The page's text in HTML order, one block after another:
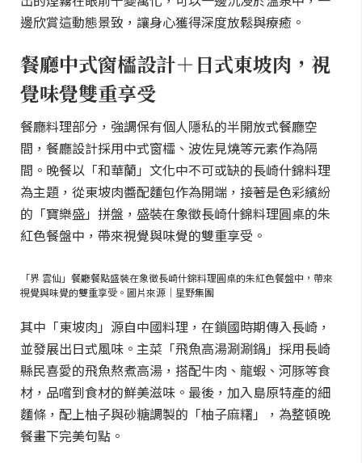
邊欣賞這動態景致，讓身心獲得深度放鬆與療癒。
餐廳中式窗櫺設計＋日式東坡肉，視
覺味覺雙重享受
餐廳料理部分，強調保有個人隱私的半開放式餐廳空
間，餐廳設計採用中式窗櫺、波佐見燒等元素作為隔
間。晚餐以「和華蘭」文化中不可或缺的長崎什錦料理
為主題，從東坡肉醬配麵包作為開端，接著是色彩繽紛
的「寶樂盛」拼盤，盛裝在象徵長崎什錦料理圓桌的朱
紅色餐盤中，帶來視覺與味覺的雙重享受。
「界 雲仙」餐廳餐點盛裝在象徵長崎什錦料理圓桌的朱紅色餐盤中，帶來
視覺與味覺的雙重享受。圖片來源｜星野集團
其中「東坡肉」源自中國料理，在鎖國時期傳入長崎，
並發展出日式風味。主菜「飛魚高湯涮涮鍋」採用長崎
縣民喜愛的飛魚熬煮高湯，搭配牛肉、龍蝦、河豚等食
材，品嚐到食材的鮮美滋味。最後，加入島原特產的細
麵條，配上柚子與砂糖調製的「柚子麻糬」，為整頓晚
餐畫下完美句點。